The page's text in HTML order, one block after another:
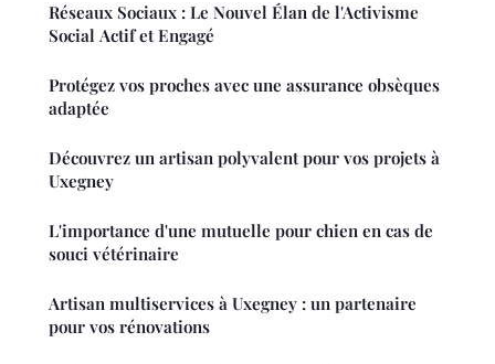
Réseaux Sociaux : Le Nouvel Élan de l'Activisme
Social Actif et Engagé
Protégez vos proches avec une assurance obsèques
adaptée
Découvrez un artisan polyvalent pour vos projets à
Uxegney
L'importance d'une mutuelle pour chien en cas de
souci vétérinaire
Artisan multiservices à Uxegney : un partenaire
pour vos rénovations